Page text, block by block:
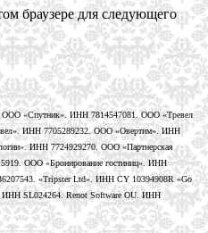
браузере для следующего
«Спутник». ИНН 7814547081. ООО «Тревел
ИНН 7705289232. ООО «Овертим». ИНН
ИНН 7724929270. ООО «Партнерская
ООО «Бронирование гостиниц». ИНН
«Tripster Ltd». ИНН CY 10394908R «Go
SL024264. Renot Software OU. ИНН